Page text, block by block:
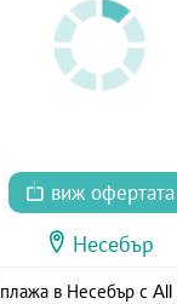
виж офертата
Несебър
в Несебър с